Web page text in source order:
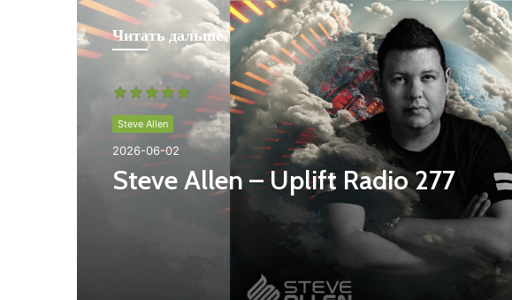
Читать дальше
Steve Allen
2026-06-02
Steve Allen – Uplift Radio 277